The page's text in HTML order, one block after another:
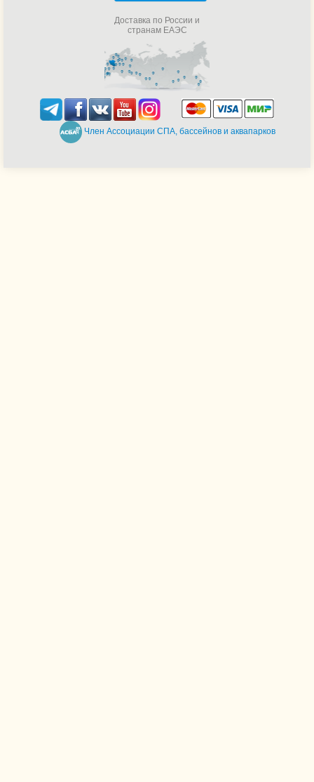
Доставка по России и
странам ЕАЭС
Член Ассоциации СПА, бассейнов и аквапарков